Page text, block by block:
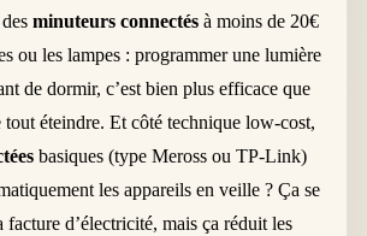
desminuteurs connectés à moins de 20€
ou les lampes : programmer une lumière
de dormir, c’est bien plus efficace que
tout éteindre. Et côté technique low-cost,
basiques (type Meross ou TP-Link)
les appareils en veille ? Ça se
facture d’électricité, mais ça réduit les